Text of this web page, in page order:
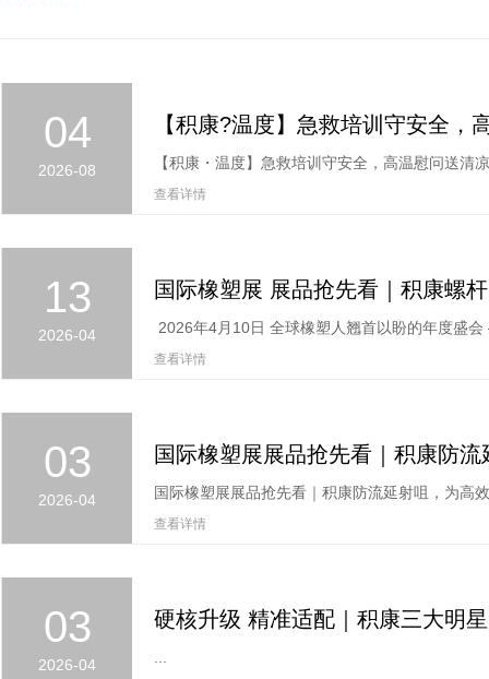
04
2026-08
查看详情
13
2026-04
查看详情
03
2026-04
查看详情
03
2026-04